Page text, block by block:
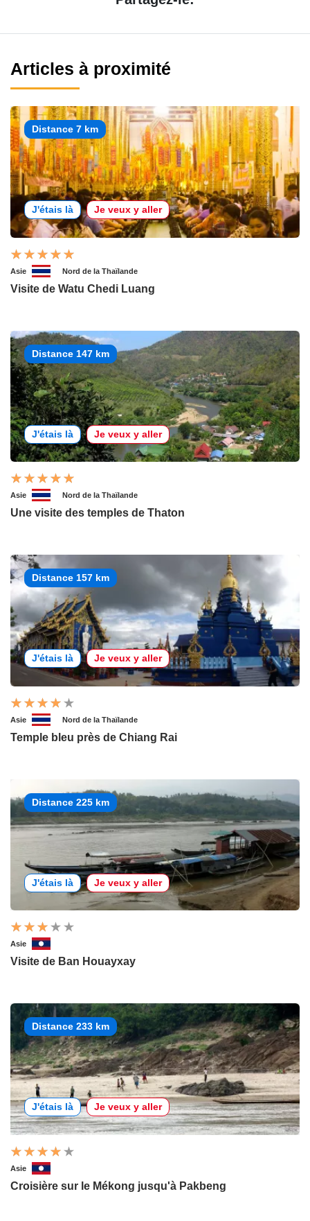
Articles à proximité
Distance 7 km
J'étais là Je veux y aller
Asie Nord de la Thaïlande
Visite de Watu Chedi Luang
Distance 147 km
J'étais là Je veux y aller
Asie Nord de la Thaïlande
Une visite des temples de Thaton
Distance 157 km
J'étais là Je veux y aller
Asie Nord de la Thaïlande
Temple bleu près de Chiang Rai
Distance 225 km
J'étais là Je veux y aller
Asie
Visite de Ban Houayxay
Distance 233 km
J'étais là Je veux y aller
Asie
Croisière sur le Mékong jusqu'à Pakbeng